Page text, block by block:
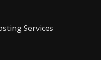
Services